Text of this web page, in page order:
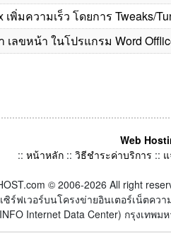
พิ่มความเร็ว โดยการ Tweaks/
เลขหน้า ในโปรแกรม Word
Web
:: หน้าหลัก :: วิธีชำระค่าบริการ ::
© 2006-2026 All right
ซิร์ฟเวอร์บนโครงข่ายอินเตอร์เน็ตคว
Internet Data Center) กรุงเทพ